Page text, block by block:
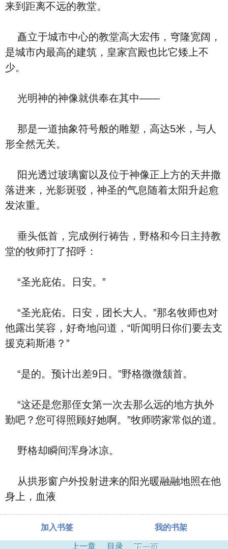
来到距离不远的教堂。
矗立于城市中心的教堂高大宏伟，穹隆宽阔，
是城市内最高的建筑，皇家宫殿也比它矮上不
少。
光明神的神像就供奉在其中——
那是一道抽象符号般的雕塑，高达5米，与人
形全然无关。
阳光透过玻璃窗以及位于神像正上方的天井撒
落进来，光影斑驳，神圣的气息随着太阳升起愈
发浓重。
垂头低首，完成例行祷告，野格和今日主持教
堂的牧师打了招呼：
“圣光庇佑。日安。”
“圣光庇佑。日安，团长大人。”那名牧师也对
他露出笑容，好奇地问道，“听闻明日你们要去支
援克莉斯港？”
“是的。预计出差9日。”野格微微颔首。
“这还是您那侄女第一次去那么远的地方执外
勤吧？您可得照顾好她啊。”牧师唠家常似的道。
野格却瞬间浑身冰凉。
从拱形窗户外投射进来的阳光暖融融地照在他
身上，血液
加入书签 我的书架
上一章 目录 下一页